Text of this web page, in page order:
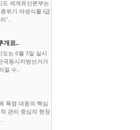
도 세계유산본부는
위기 야생식물 Ⅰ급
’..
개표..
도는 6월 3일 실시
국동시지방선거가
질 수..
폭염 대응의 핵심
관리 중심의 현장